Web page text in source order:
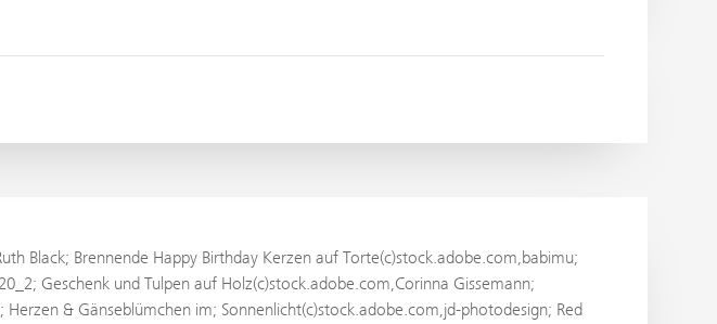
Black; Brennende Happy Birthday Kerzen auf Torte(c)stock.adobe.com,babimu;
Geschenk und Tulpen auf Holz(c)stock.adobe.com,Corinna Gissemann;
& Gänseblümchen im; Sonnenlicht(c)stock.adobe.com,jd-photodesign; Red